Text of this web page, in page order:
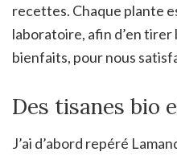
recettes. Chaque plante
laboratoire, afin d’en tirer
bienfaits, pour nous
Des tisanes bio
J’ai d’abord repéré